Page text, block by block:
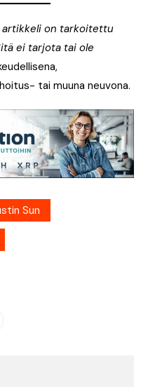
artikkeli on tarkoitettu
ei tarjota tai ole
tai muuna neuvona.
Sun